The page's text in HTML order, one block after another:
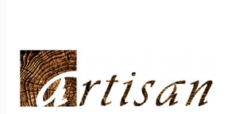
Youth
venture
artisan